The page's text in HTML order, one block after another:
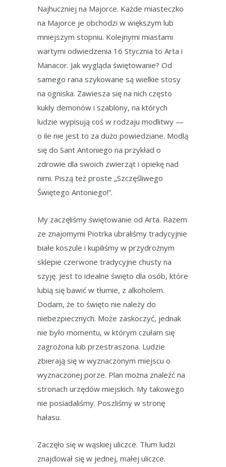
Najhuczniej na Majorce. Każde miasteczko
na Majorce je obchodzi w większym lub
mniejszym stopniu. Kolejnymi miastami
wartymi odwiedzenia 16 Stycznia to Arta i
Manacor. Jak wygląda świętowanie? Od
samego rana szykowane są wielkie stosy
na ogniska. Zawiesza się na nich często
kukły demonów i szablony, na których
ludzie wypisują coś w rodzaju modlitwy —
o ile nie jest to za dużo powiedziane. Modlą
się do Sant Antoniego na przykład o
zdrowie dla swoich zwierząt i opiekę nad
nimi. Piszą też proste „Szczęśliwego
Świętego Antoniego!”.
My zaczęliśmy świętowanie od Arta. Razem
ze znajomymi Piotrka ubraliśmy tradycyjnie
białe koszule i kupiliśmy w przydrożnym
sklepie czerwone tradycyjne chusty na
szyję. Jest to idealne święto dla osób, które
lubią się bawić w tłumie, z alkoholem.
Dodam, że to święto nie należy do
niebezpiecznych. Może zaskoczyć, jednak
nie było momentu, w którym czułam się
zagrożona lub przestraszona. Ludzie
zbierają się w wyznaczonym miejscu o
wyznaczonej porze. Plan można znaleźć na
stronach urzędów miejskich. My takowego
nie posiadaliśmy. Poszliśmy w stronę
hałasu.
Zaczęło się w wąskiej uliczce. Tłum ludzi
znajdował się w jednej, małej uliczce.